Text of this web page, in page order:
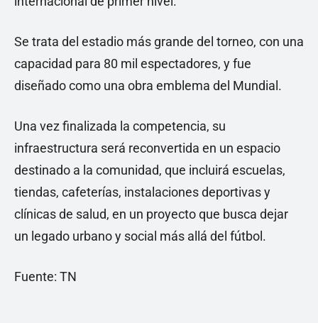
Se trata del estadio más grande del torneo, con una
capacidad para 80 mil espectadores, y fue
diseñado como una obra emblema del Mundial.
Una vez finalizada la competencia, su
infraestructura será reconvertida en un espacio
destinado a la comunidad, que incluirá escuelas,
tiendas, cafeterías, instalaciones deportivas y
clínicas de salud, en un proyecto que busca dejar
un legado urbano y social más allá del fútbol.
Fuente: TN